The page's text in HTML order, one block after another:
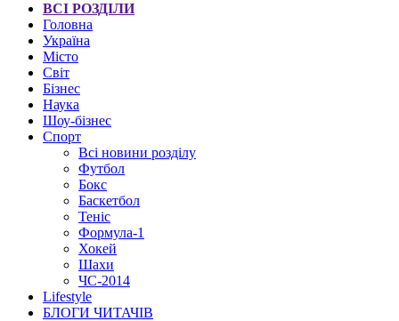
ВСІ РОЗДІЛИ
Головна
Україна
Місто
Світ
Бізнес
Наука
Шоу-бізнес
Спорт
Всі новини розділу
Футбол
Бокс
Баскетбол
Теніс
Формула-1
Хокей
Шахи
ЧС-2014
Lifestyle
БЛОГИ ЧИТАЧІВ